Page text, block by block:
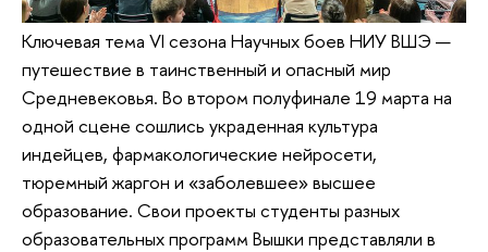
Ключевая тема VI сезона Научных боев НИУ ВШЭ —
путешествие в таинственный и опасный мир
Средневековья. Во втором полуфинале 19 марта на
одной сцене сошлись украденная культура
индейцев, фармакологические нейросети,
тюремный жаргон и «заболевшее» высшее
образование. Свои проекты студенты разных
образовательных программ Вышки представляли в